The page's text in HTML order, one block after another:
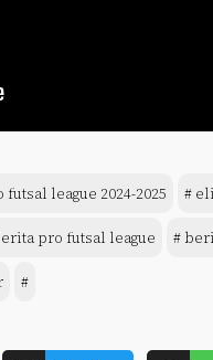
league 2024-2025 #
pro futsal league #
#